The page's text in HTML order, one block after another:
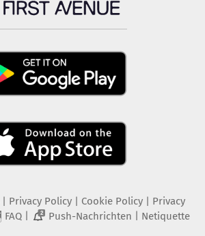
Privacy Policy| Cookie Policy| Privacy
FAQ| 2 Push-Nachrichten Netiquette